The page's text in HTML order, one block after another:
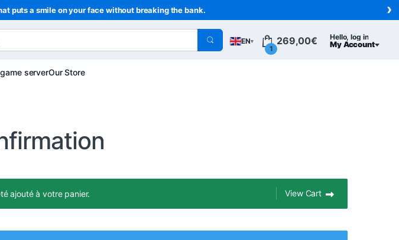
puts a smile on your face without breaking the bank. ›
EN▾ Hello, log in
My Account
1
269,00€
serverOur Store
ajouté à votre panier. View Cart